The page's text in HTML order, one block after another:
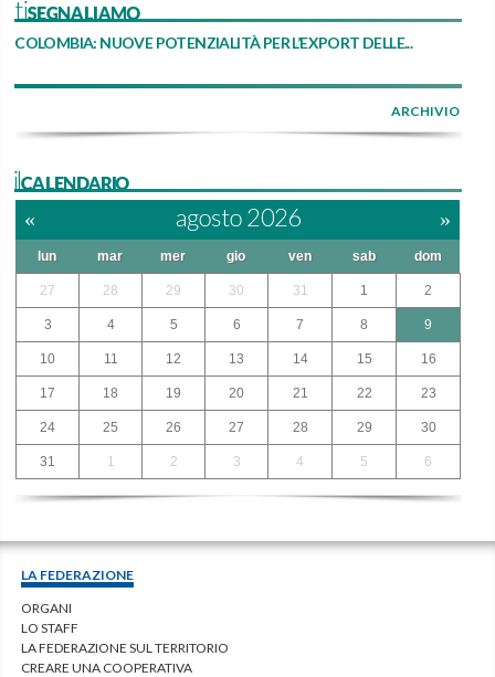
tiSEGNALIAMO
COLOMBIA: NUOVE POTENZIALITÀ PER L’EXPORT DELLE...
ARCHIVIO
ilCALENDARIO
« agosto 2026 »
lun mar mer gio ven sab dom
27 28 29 30 31 1 2
3 4 5 6 7 8 9
10 11 12 13 14 15 16
17 18 19 20 21 22 23
24 25 26 27 28 29 30
31 1 2 3 4 5 6
LA FEDERAZIONE
ORGANI
LO STAFF
LA FEDERAZIONE SUL TERRITORIO
CREARE UNA COOPERATIVA